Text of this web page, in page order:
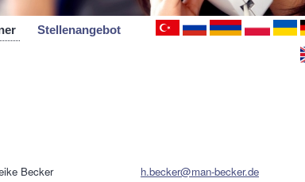
Stellenangebot
Becker h.becker@man-becker.de